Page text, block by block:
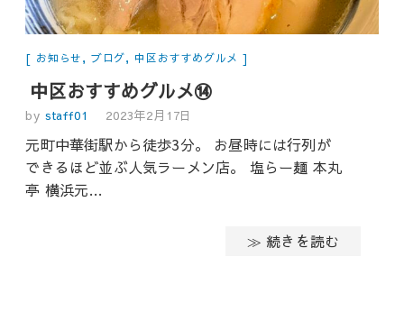
お知らせ, ブログ, 中区おすすめグルメ
中区おすすめグルメ⑭
by staff01 2023年2月17日
元町中華街駅から徒歩3分。 お昼時には行列が
できるほど並ぶ人気ラーメン店。 塩らー麺 本丸
亭 横浜元…
≫ 続きを読む